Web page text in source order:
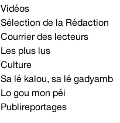
Vidéos
Sélection de la Rédaction
Courrier des lecteurs
Les plus lus
Culture
Sa lé kalou, sa lé gadyamb
Lo gou mon péi
Publireportages